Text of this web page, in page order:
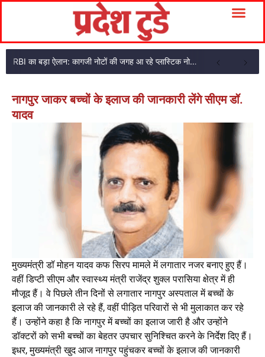
RBI का बड़ा ऐलान: कागजी नोटों की जगह आ रहे प्लास्टिक नोट, ₹10-₹20 के नोट बदल जाएंगे
नागपुर जाकर बच्चों के इलाज की जानकारी लेंगे सीएम डॉ.
यादव
मुख्यमंत्री डॉ मोहन यादव कफ सिरप मामले में लगातार नजर बनाए हुए हैं।
वहीं डिप्टी सीएम और स्वास्थ्य मंत्री राजेंद्र शुक्ल परासिया क्षेत्र में ही
मौजूद हैं। वे पिछले तीन दिनों से लगातार नागपुर अस्पताल में बच्चों के
इलाज की जानकारी ले रहे हैं, वहीं पीड़ित परिवारों से भी मुलाकात कर रहे
हैं। उन्होंने कहा है कि नागपुर में बच्चों का इलाज जारी है और उन्होंने
डॉक्टरों को सभी बच्चों का बेहतर उपचार सुनिश्चित करने के निर्देश दिए हैं।
इधर, मुख्यमंत्री खुद आज नागपुर पहुंचकर बच्चों के इलाज की जानकारी